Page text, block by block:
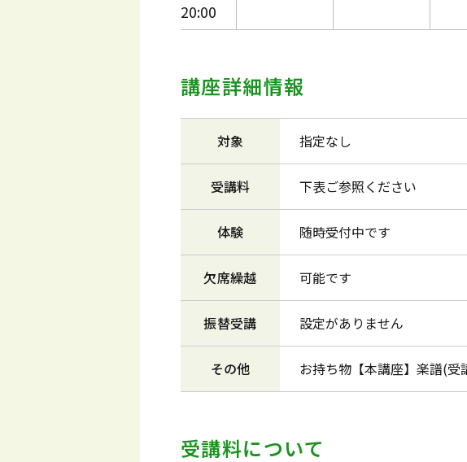
20:00
講座詳細情報
対象 指定なし
受講料 下表ご参照ください
体験 随時受付中です
欠席繰越 可能です
振替受講 設定がありません
その他 お持ち物【本講座】楽譜(
受講料について